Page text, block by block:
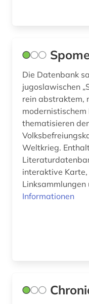
Die Datenbank
jugoslawischen
rein abstraktem,
modernistischem
thematisieren
Volksbefreiungskampf
Weltkrieg. Enthalten sind eine Bild- und
interaktive
Linksammlungen
Informationen